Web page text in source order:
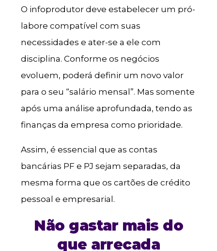
O infoprodutor deve estabelecer um pró-
labore compatível com suas
necessidades e ater-se a ele com
disciplina. Conforme os negócios
evoluem, poderá definir um novo valor
para o seu “salário mensal”. Mas somente
após uma análise aprofundada, tendo as
finanças da empresa como prioridade.
Assim, é essencial que as contas
bancárias PF e PJ sejam separadas, da
mesma forma que os cartões de crédito
pessoal e empresarial.
Não gastar mais do
que arrecada